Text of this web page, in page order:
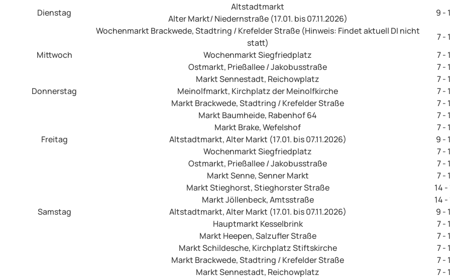
Dienstag
Altstadtmarkt
Alter Markt/ Niedernstraße (17.01. bis 07.11.2026)
9 -
Wochenmarkt Brackwede, Stadtring / Krefelder Straße (Hinweis: Findet aktuell DI nicht
statt)
7 -
Mittwoch
Wochenmarkt Siegfriedplatz
7 -
Ostmarkt, Prießallee / Jakobusstraße
7 -
Markt Sennestadt, Reichowplatz
7 -
Donnerstag
Meinolfmarkt, Kirchplatz der Meinolfkirche
7 -
Markt Brackwede, Stadtring / Krefelder Straße
7 -
Markt Baumheide, Rabenhof 64
7 -
Markt Brake, Wefelshof
7 -
Freitag
Altstadtmarkt, Alter Markt (17.01. bis 07.11.2026)
9 -
Wochenmarkt Siegfriedplatz
7 -
Ostmarkt, Prießallee / Jakobusstraße
7 -
Markt Senne, Senner Markt
7 -
Markt Stieghorst, Stieghorster Straße
14 -
Markt Jöllenbeck, Amtsstraße
14 -
Samstag
Altstadtmarkt, Alter Markt (17.01. bis 07.11.2026)
9 -
Hauptmarkt Kesselbrink
7 -
Markt Heepen, Salzufler Straße
7 -
Markt Schildesche, Kirchplatz Stiftskirche
7 -
Markt Brackwede, Stadtring / Krefelder Straße
7 -
Markt Sennestadt, Reichowplatz
7 -